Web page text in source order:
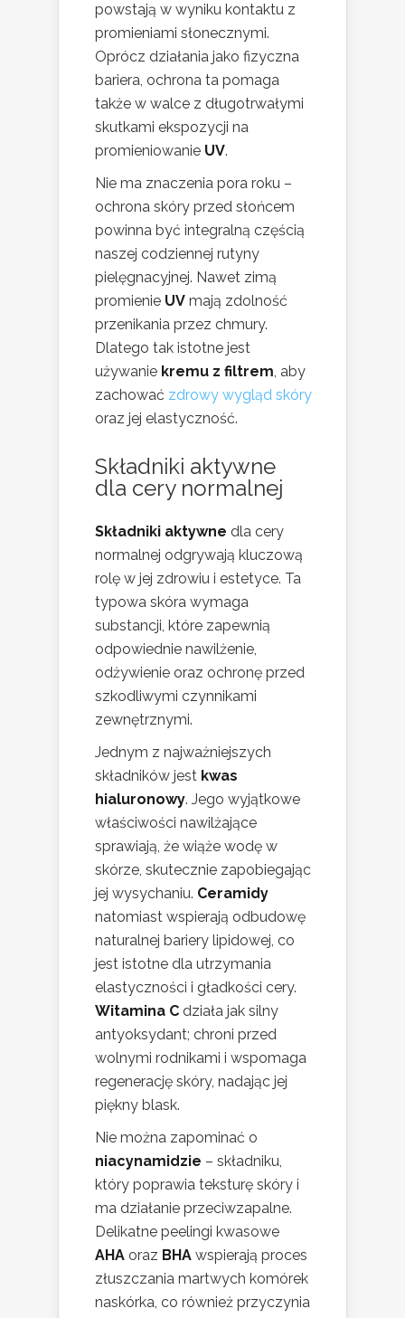
powstają w wyniku kontaktu z
promieniami słonecznymi.
Oprócz działania jako fizyczna
bariera, ochrona ta pomaga
także w walce z długotrwałymi
skutkami ekspozycji na
promieniowanie UV.
Nie ma znaczenia pora roku –
ochrona skóry przed słońcem
powinna być integralną częścią
naszej codziennej rutyny
pielęgnacyjnej. Nawet zimą
promienie UV mają zdolność
przenikania przez chmury.
Dlatego tak istotne jest
używanie kremu z filtrem, aby
zachować zdrowy wygląd skóry
oraz jej elastyczność.
Składniki aktywne
dla cery normalnej
Składniki aktywne dla cery
normalnej odgrywają kluczową
rolę w jej zdrowiu i estetyce. Ta
typowa skóra wymaga
substancji, które zapewnią
odpowiednie nawilżenie,
odżywienie oraz ochronę przed
szkodliwymi czynnikami
zewnętrznymi.
Jednym z najważniejszych
składników jest kwas
hialuronowy. Jego wyjątkowe
właściwości nawilżające
sprawiają, że wiąże wodę w
skórze, skutecznie zapobiegając
jej wysychaniu. Ceramidy
natomiast wspierają odbudowę
naturalnej bariery lipidowej, co
jest istotne dla utrzymania
elastyczności i gładkości cery.
Witamina C działa jak silny
antyoksydant; chroni przed
wolnymi rodnikami i wspomaga
regenerację skóry, nadając jej
piękny blask.
Nie można zapominać o
niacynamidzie – składniku,
który poprawia teksturę skóry i
ma działanie przeciwzapalne.
Delikatne peelingi kwasowe
AHA oraz BHA wspierają proces
złuszczania martwych komórek
naskórka, co również przyczynia